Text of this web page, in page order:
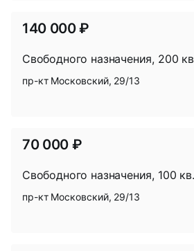
140 000 ₽
Свободного назначения, 200
пр-кт Московский, 29/13
70 000 ₽
Свободного назначения, 100
пр-кт Московский, 29/13